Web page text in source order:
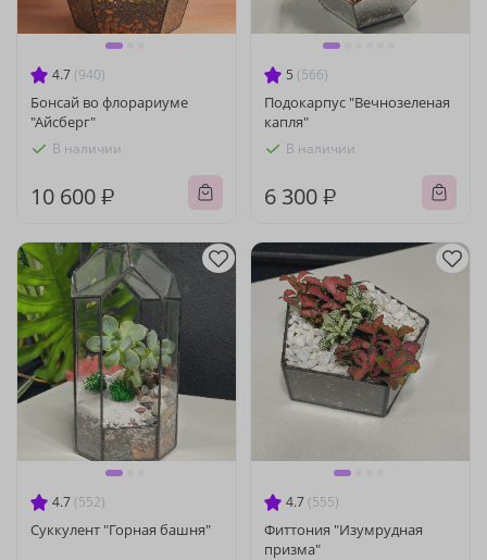
4.7 (940)
Бонсай во флорариуме
"Айсберг"
В наличии
10 600 ₽
5 (566)
Подокарпус "Вечнозеленая
капля"
В наличии
6 300 ₽
4.7 (552)
Суккулент "Горная башня"
4.7 (555)
Фиттония "Изумрудная
призма"